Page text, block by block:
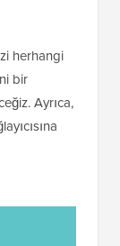
herhangi
bir
Ayrıca,